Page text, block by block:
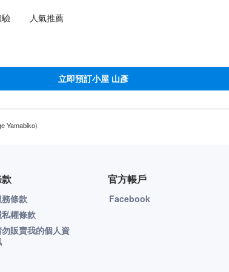
人氣推薦
立即預訂小屋 山彥
Yamabiko)
務條款
權條款
販賣我的個人資
官方帳戶
Facebook